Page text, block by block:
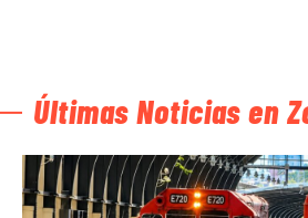
Últimas Noticias en